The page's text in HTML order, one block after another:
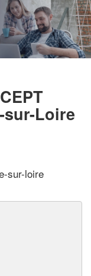
sur-Loire
sur-loire